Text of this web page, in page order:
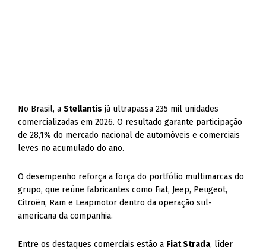
No Brasil, aStellantis já ultrapassa 235 mil unidades
comercializadas em 2026. O resultado garante participação
de 28,1% do mercado nacional de automóveis e comerciais
leves no acumulado do ano.
O desempenho reforça a força do portfólio multimarcas do
grupo, que reúne fabricantes como Fiat, Jeep, Peugeot,
Citroën, Ram e Leapmotor dentro da operação sul-
americana da companhia.
Entre os destaques comerciais estão a Fiat Strada, líder